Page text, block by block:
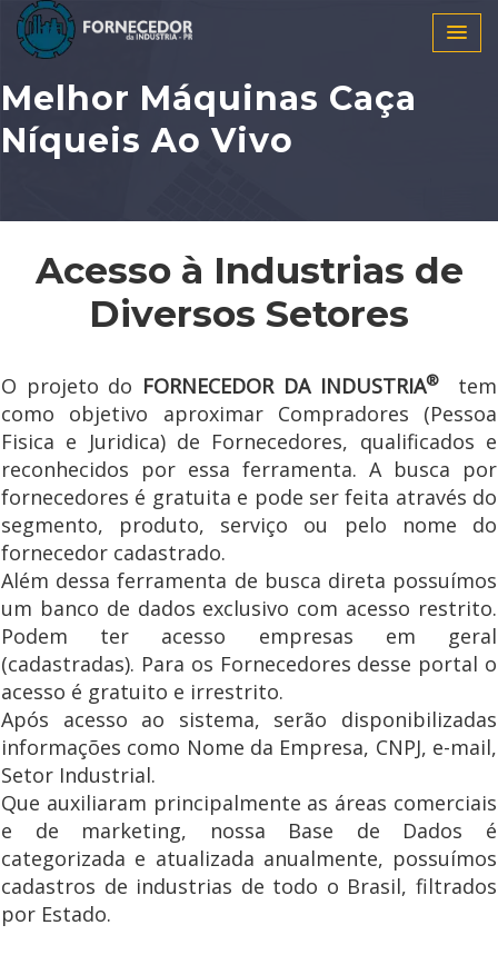
Melhor Máquinas Caça
Níqueis Ao Vivo
Acesso à Industrias de
Diversos Setores
O projeto do FORNECEDOR DA INDUSTRIA®tem
como objetivo aproximar Compradores (Pessoa
Fisica e Juridica) de Fornecedores, qualificados e
reconhecidos por essa ferramenta. A busca por
fornecedores é gratuita e pode ser feita através do
segmento, produto, serviço ou pelo nome do
fornecedor cadastrado.
Além dessa ferramenta de busca direta possuímos
um banco de dados exclusivo com acesso restrito.
Podem ter acesso empresas em geral
(cadastradas). Para os Fornecedores desse portal o
acesso é gratuito e irrestrito.
Após acesso ao sistema, serão disponibilizadas
informações como Nome da Empresa, CNPJ, e-mail,
Setor Industrial.
Que auxiliaram principalmente as áreas comerciais
e de marketing, nossa Base de Dados é
categorizada e atualizada anualmente, possuímos
cadastros de industrias de todo o Brasil, filtrados
por Estado.